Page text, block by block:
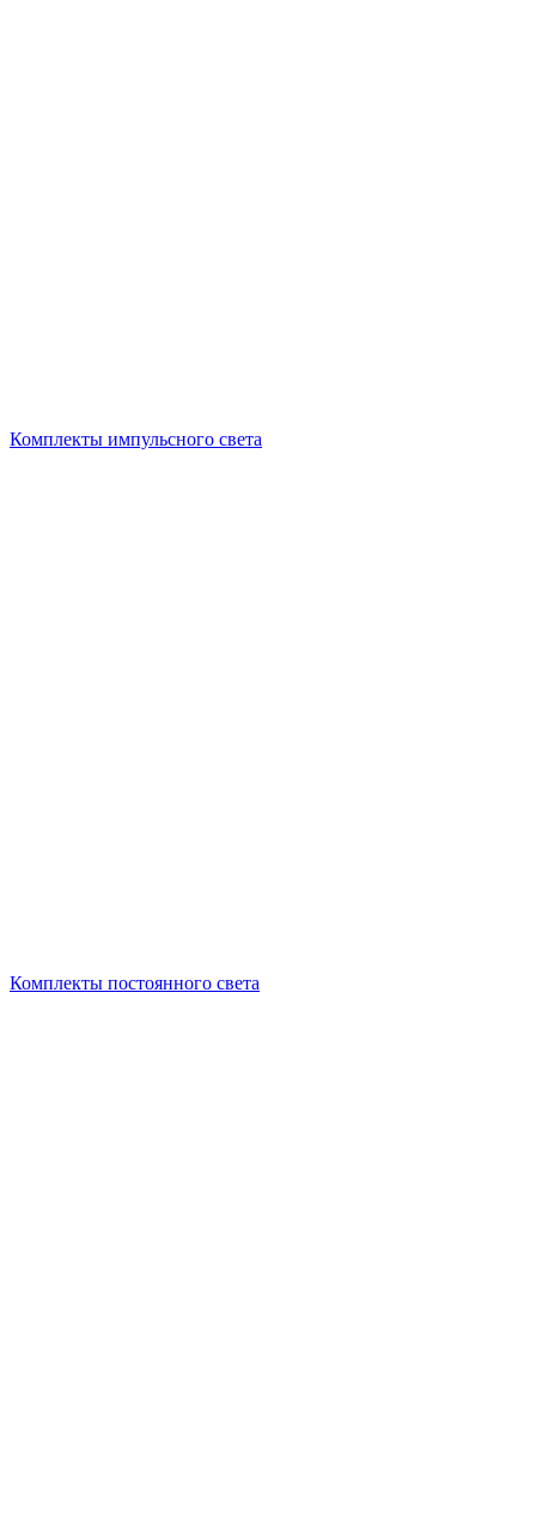
Комплекты импульсного света
Комплекты постоянного света